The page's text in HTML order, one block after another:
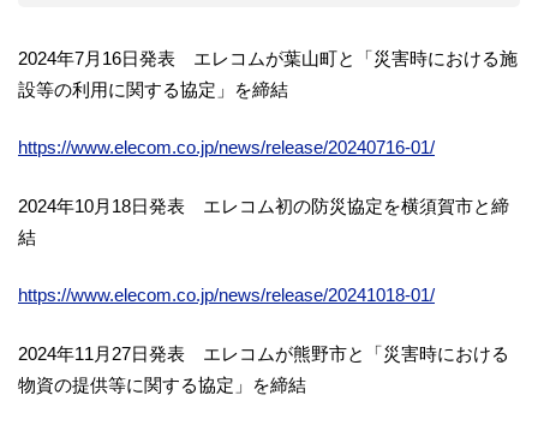
2024年7月16日発表 エレコムが葉山町と「災害時における施
設等の利用に関する協定」を締結
https://www.elecom.co.jp/news/release/20240716-01/
2024年10月18日発表 エレコム初の防災協定を横須賀市と締
結
https://www.elecom.co.jp/news/release/20241018-01/
2024年11月27日発表 エレコムが熊野市と「災害時における
物資の提供等に関する協定」を締結